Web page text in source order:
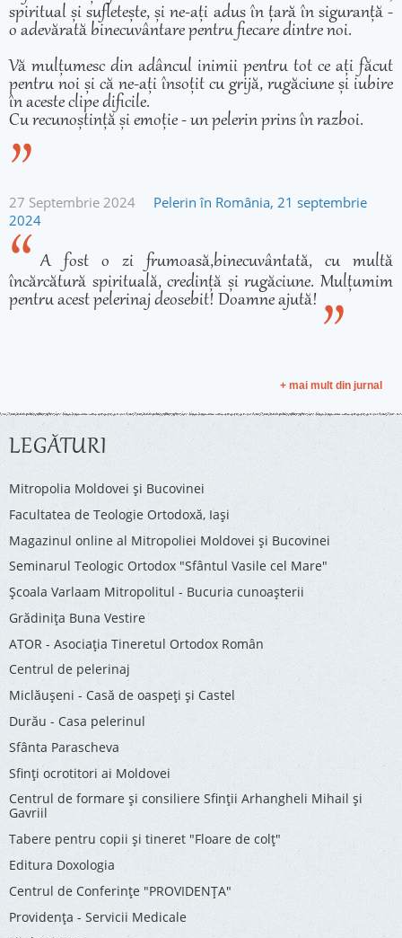
spiritual și sufletește, și ne-ați adus în țară în siguranță -
o adevărată binecuvântare pentru fiecare dintre noi.
Vă mulțumesc din adâncul inimii pentru tot ce ați făcut
pentru noi și că ne-ați însoțit cu grijă, rugăciune și iubire
în aceste clipe dificile.
Cu recunoștință și emoție - un pelerin prins în razboi.
27 Septembrie 2024
Pelerin în România, 21 septembrie
2024
A fost o zi frumoasă,binecuvântată, cu multă
încărcătură spirituală, credință și rugăciune. Mulțumim
pentru acest pelerinaj deosebit! Doamne ajută!
+ mai mult din jurnal
LEGĂTURI
Mitropolia Moldovei și Bucovinei
Facultatea de Teologie Ortodoxă, Iaşi
Magazinul online al Mitropoliei Moldovei și Bucovinei
Seminarul Teologic Ortodox "Sfântul Vasile cel Mare"
Şcoala Varlaam Mitropolitul - Bucuria cunoaşterii
Grădinița Buna Vestire
ATOR - Asociaţia Tineretul Ortodox Român
Centrul de pelerinaj
Miclăușeni - Casă de oaspeţi şi Castel
Durău - Casa pelerinul
Sfânta Parascheva
Sfinți ocrotitori ai Moldovei
Centrul de formare și consiliere Sfinții Arhangheli Mihail și
Gavriil
Tabere pentru copii şi tineret "Floare de colţ"
Editura Doxologia
Centrul de Conferinţe "PROVIDENŢA"
Providenţa - Servicii Medicale